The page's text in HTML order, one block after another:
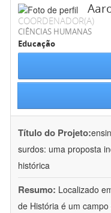
COORDENADOR(A)
CIÊNCIAS HUMANAS
Educação
Título do Projeto:
surdos: uma proposta
histórica
Resumo: Localizado
de História é um